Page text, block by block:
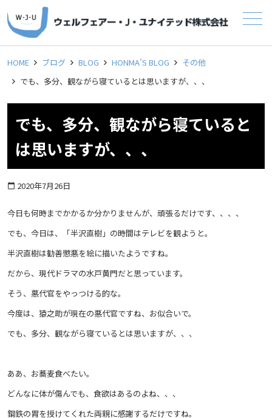
メニュー
HOME ブログ BLOG HONMA’S BLOG
その他
でも、多分、観ながら寝ているとは思いますが、、、
でも、多分、観ながら寝ていると
は思いますが、、、
calendar_today 2020年7月26日
今日も何時までかかるか分かりませんが、頑張るだけです、、、、
でも、今日は、「半沢直樹」の時間はテレビを観ようと。
半沢直樹は勧善懲悪を絵に描いたようですね。
だから、現代ドラマの水戸黄門だと思っています。
そう、悪代官をやっつける的な。
今度は、猿之助が現在の悪代官ですね、お似合いで。
でも、多分、観ながら寝ているとは思いますが、、、
ああ、お蕎麦食べたい。
どんなに体が傷んでも、食欲はあるのよね、、、
鋼鉄の胃を授けてくれた両親に感謝するだけですね。